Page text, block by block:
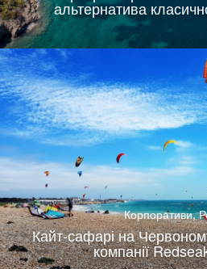
альтернатива
Корпоративи,
Кайт-сафарі на
компанії